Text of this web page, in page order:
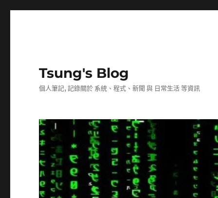
Tsung's Blog
個人筆記, 記錄關於 系統、程式、新聞 與 日常生活 等資訊